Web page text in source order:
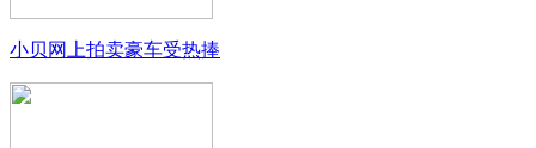
小贝网上拍卖豪车受热捧